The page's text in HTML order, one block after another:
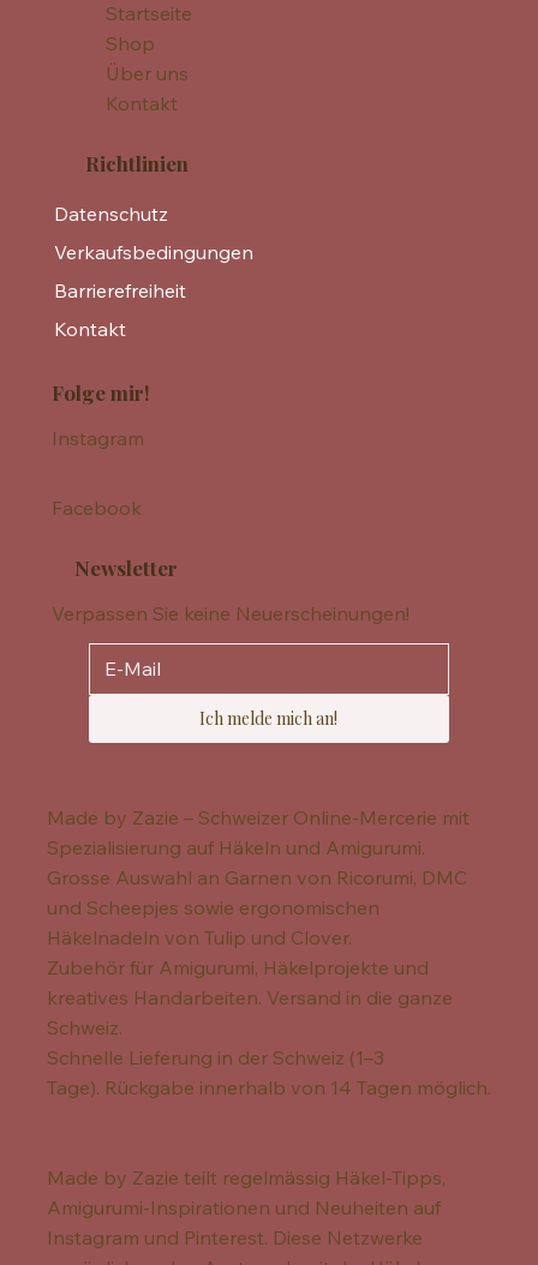
Startseite
Shop
Über uns
Kontakt
Richtlinien
Datenschutz
Verkaufsbedingungen
Barrierefreiheit
Kontakt
Folge mir!
Instagram
Facebook
Newsletter
Verpassen Sie keine Neuerscheinungen!
Ich melde mich an!
Made by Zazie – Schweizer Online-Mercerie mit
Spezialisierung auf Häkeln und Amigurumi.
Grosse Auswahl an Garnen von Ricorumi, DMC
und Scheepjes sowie ergonomischen
Häkelnadeln von Tulip und Clover.
Zubehör für Amigurumi, Häkelprojekte und
kreatives Handarbeiten. Versand in die ganze
Schweiz.
Schnelle Lieferung in der Schweiz (1–3
Tage). Rückgabe innerhalb von 14 Tagen möglich.
Made by Zazie teilt regelmässig Häkel-Tipps,
Amigurumi-Inspirationen und Neuheiten auf
Instagram und Pinterest. Diese Netzwerke